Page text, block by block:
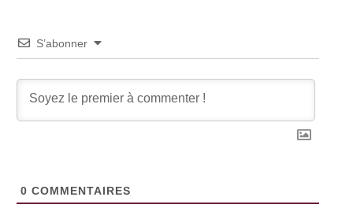
S’abonner
0 COMMENTAIRES